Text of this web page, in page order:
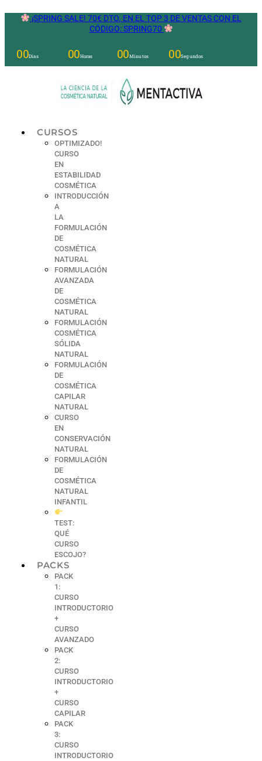
¡SPRING SALE! 70€ DTO. EN EL TOP 3 DE VENTAS CON EL
CÓDIGO: SPRING70
00Días 00Horas 00Minutos 00Segundos
CURSOS
OPTIMIZADO!
CURSO
EN
ESTABILIDAD
COSMÉTICA
INTRODUCCIÓN
A
LA
FORMULACIÓN
DE
COSMÉTICA
NATURAL
FORMULACIÓN
AVANZADA
DE
COSMÉTICA
NATURAL
FORMULACIÓN
COSMÉTICA
SÓLIDA
NATURAL
FORMULACIÓN
DE
COSMÉTICA
CAPILAR
NATURAL
CURSO
EN
CONSERVACIÓN
NATURAL
FORMULACIÓN
DE
COSMÉTICA
NATURAL
INFANTIL
TEST:
QUÉ
CURSO
ESCOJO?
PACKS
PACK
1:
CURSO
INTRODUCTORIO
+
CURSO
AVANZADO
PACK
2:
CURSO
INTRODUCTORIO
+
CURSO
CAPILAR
PACK
3:
CURSO
INTRODUCTORIO